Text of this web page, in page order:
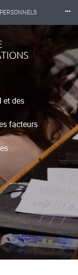
PERSONNELS ⸱⸱⸱
et des
facteurs